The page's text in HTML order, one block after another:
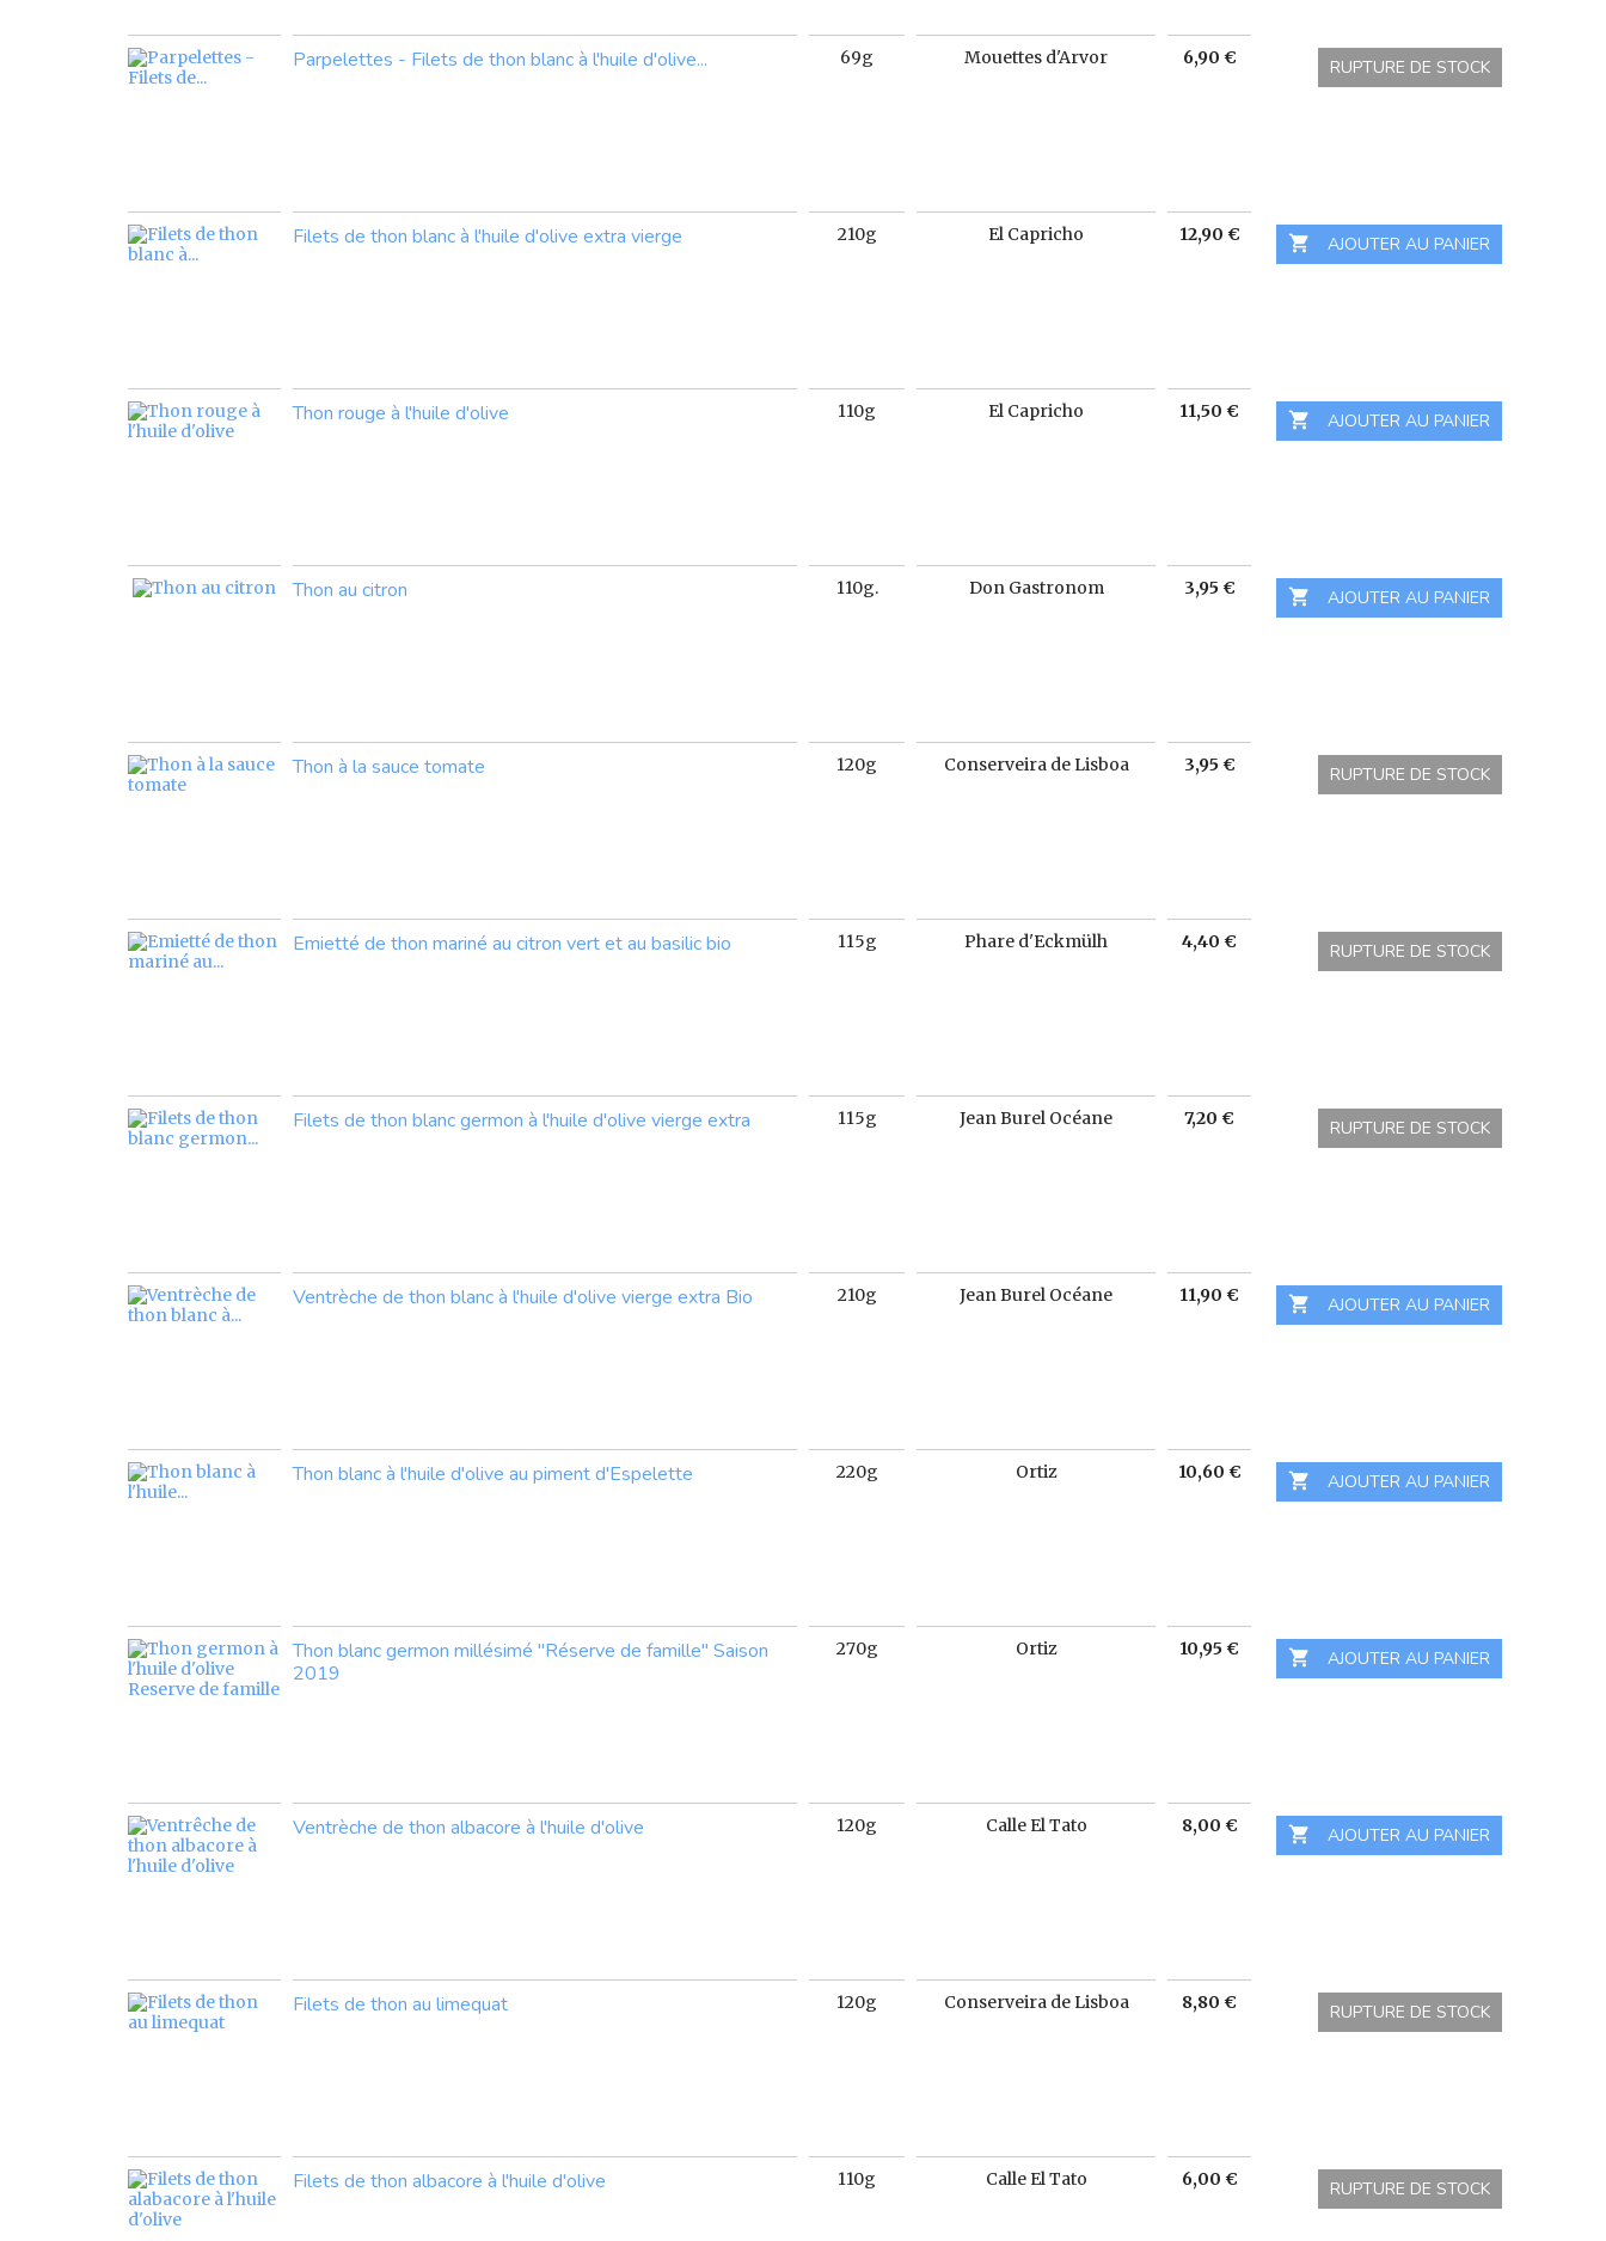
Parpelettes - Filets de thon blanc à l'huile d'olive... 69g Mouettes d'Arvor Prix
6,90 € RUPTURE DE STOCK
Filets de thon blanc à l'huile d'olive extra vierge 210g El Capricho Prix
12,90 €  AJOUTER AU PANIER
Thon rouge à l'huile d'olive 110g El Capricho Prix
11,50 €  AJOUTER AU PANIER
Thon au citron 110g. Don Gastronom Prix
3,95 €  AJOUTER AU PANIER
Thon à la sauce tomate 120g Conserveira de Lisboa Prix
3,95 € RUPTURE DE STOCK
Emietté de thon mariné au citron vert et au basilic bio 115g Phare d'Eckmülh Prix
4,40 € RUPTURE DE STOCK
Filets de thon blanc germon à l'huile d'olive vierge extra 115g Jean Burel Océane Prix
7,20 € RUPTURE DE STOCK
Ventrèche de thon blanc à l'huile d'olive vierge extra Bio 210g Jean Burel Océane Prix
11,90 €  AJOUTER AU PANIER
Thon blanc à l'huile d'olive au piment d'Espelette 220g Ortiz Prix
10,60 €  AJOUTER AU PANIER
Thon blanc germon millésimé "Réserve de famille" Saison
2019
270g Ortiz Prix
10,95 €  AJOUTER AU PANIER
Ventrèche de thon albacore à l'huile d'olive 120g Calle El Tato Prix
8,00 €  AJOUTER AU PANIER
Filets de thon au limequat 120g Conserveira de Lisboa Prix
8,80 € RUPTURE DE STOCK
Filets de thon albacore à l'huile d'olive 110g Calle El Tato Prix
6,00 € RUPTURE DE STOCK